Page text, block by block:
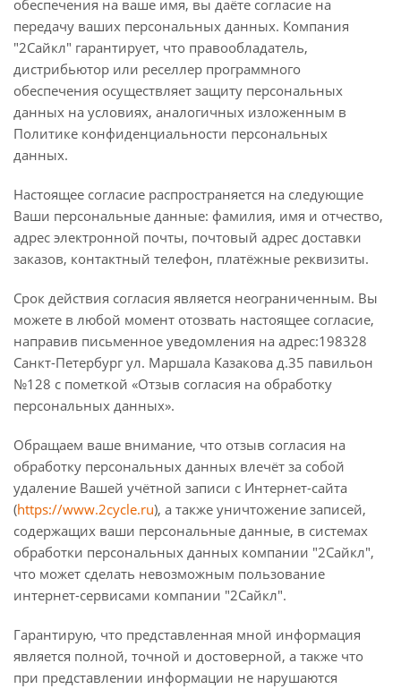
обеспечения на ваше имя, вы даёте согласие на
передачу ваших персональных данных. Компания
"2Сайкл" гарантирует, что правообладатель,
дистрибьютор или реселлер программного
обеспечения осуществляет защиту персональных
данных на условиях, аналогичных изложенным в
Политике конфиденциальности персональных
данных.
Настоящее согласие распространяется на следующие
Ваши персональные данные: фамилия, имя и отчество,
адрес электронной почты, почтовый адрес доставки
заказов, контактный телефон, платёжные реквизиты.
Срок действия согласия является неограниченным. Вы
можете в любой момент отозвать настоящее согласие,
направив письменное уведомления на адрес:198328
Санкт-Петербург ул. Маршала Казакова д.35 павильон
№128 с пометкой «Отзыв согласия на обработку
персональных данных».
Обращаем ваше внимание, что отзыв согласия на
обработку персональных данных влечёт за собой
удаление Вашей учётной записи с Интернет-сайта
(https://www.2cycle.ru), а также уничтожение записей,
содержащих ваши персональные данные, в системах
обработки персональных данных компании "2Сайкл",
что может сделать невозможным пользование
интернет-сервисами компании "2Сайкл".
Гарантирую, что представленная мной информация
является полной, точной и достоверной, а также что
при представлении информации не нарушаются